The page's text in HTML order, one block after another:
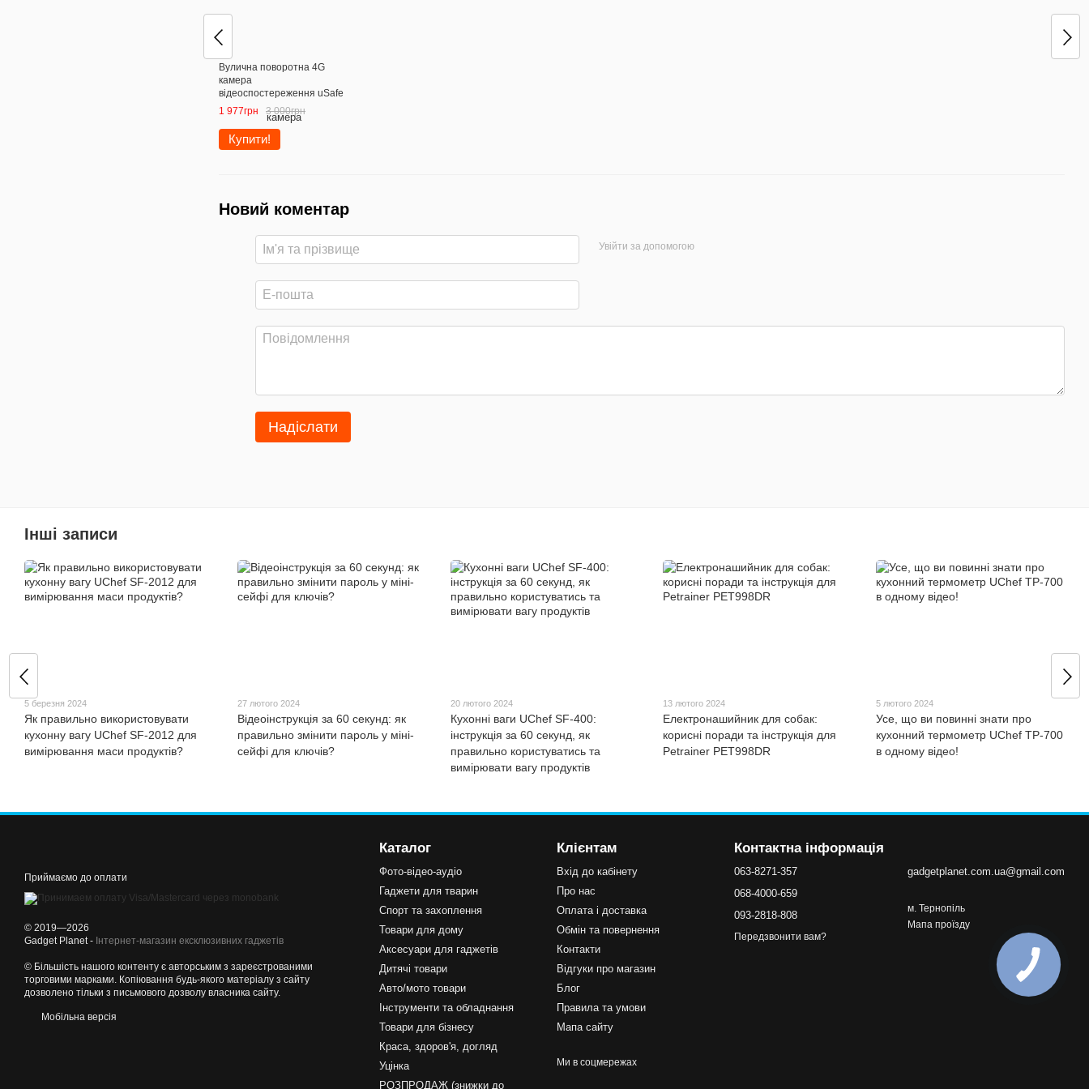
Вулична поворотна 4G
камера
відеоспостереження uSafe
OC-01-PTZ, під сім карту,
1080P
1 977грн 3 000грн
Купити!
Новий коментар
Увійти за допомогою
Надіслати
Інші записи
5 березня 2024
Як правильно використовувати
кухонну вагу UChef SF-2012 для
вимірювання маси продуктів?
27 лютого 2024
Відеоінструкція за 60 секунд: як
правильно змінити пароль у міні-
сейфі для ключів?
20 лютого 2024
Кухонні ваги UChef SF-400:
інструкція за 60 секунд, як
правильно користуватись та
вимірювати вагу продуктів
13 лютого 2024
Електронашийник для собак:
корисні поради та інструкція для
Petrainer PET998DR
5 лютого 2024
Усе, що ви повинні знати про
кухонний термометр UChef TP-700
в одному відео!
Приймаємо до оплати
© 2019—2026
Gadget Planet - Інтернет-магазин ексклюзивних гаджетів
© Більшість нашого контенту є авторським з зареєстрованими
торговими марками. Копіювання будь-якого матеріалу з сайту
дозволено тільки з письмового дозволу власника сайту.
Мобільна версія
Каталог
Фото-відео-аудіо
Гаджети для тварин
Спорт та захоплення
Товари для дому
Аксесуари для гаджетів
Дитячі товари
Авто/мото товари
Інструменти та обладнання
Товари для бізнесу
Краса, здоров'я, догляд
Уцінка
РОЗПРОДАЖ (знижки до
Клієнтам
Вхід до кабінету
Про нас
Оплата і доставка
Обмін та повернення
Контакти
Відгуки про магазин
Блог
Правила та умови
Мапа сайту
Ми в соцмережах
Контактна інформація
063-8271-357
068-4000-659
093-2818-808
Передзвонити вам?
gadgetplanet.com.ua@gmail.com
м. Тернопіль
Мапа проїзду